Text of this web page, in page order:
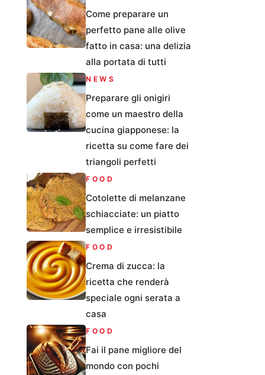
Come preparare un
perfetto pane alle olive
fatto in casa: una delizia
alla portata di tutti
NEWS
Preparare gli onigiri
come un maestro della
cucina giapponese: la
ricetta su come fare dei
triangoli perfetti
FOOD
Cotolette di melanzane
schiacciate: un piatto
semplice e irresistibile
FOOD
Crema di zucca: la
ricetta che renderà
speciale ogni serata a
casa
FOOD
Fai il pane migliore del
mondo con pochi